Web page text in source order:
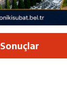
Sonuçlar